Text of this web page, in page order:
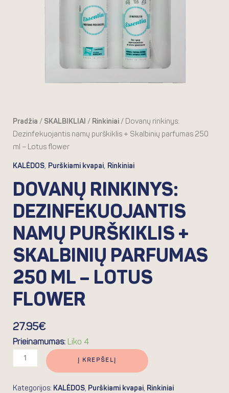
Pradžia / SKALBIKLIAI / Rinkiniai/ Dovanų rinkinys:
Dezinfekuojantis namų purškiklis + Skalbinių parfumas 250
ml – Lotus flower
KALĖDOS, Purškiami kvapai, Rinkiniai
DOVANŲ RINKINYS:
DEZINFEKUOJANTIS
NAMŲ PURŠKIKLIS +
SKALBINIŲ PARFUMAS
250 ML – LOTUS
FLOWER
27.95€
Prieinamumas: Liko 4
Į KREPŠELĮ
Kategorijos: KALĖDOS, Purškiami kvapai, Rinkiniai